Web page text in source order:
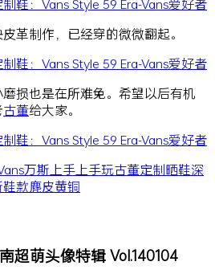
革制作，已经穿的微微翻起。
损也是在所难免。希望以后有机
古董给大家。
万斯 上手 上手玩古董定制晒鞋深
鞋款麂皮黄铜
超萌头像特辑 Vol.140104